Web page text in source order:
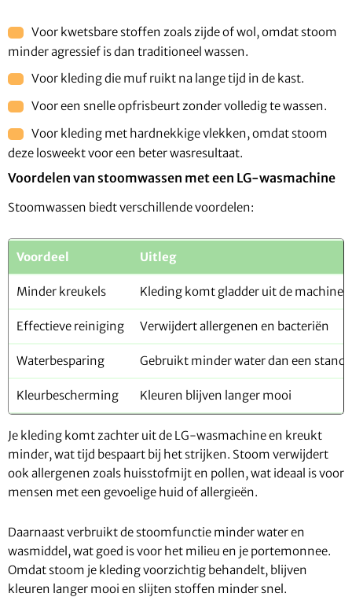
Voor kwetsbare stoffen zoals zijde of wol, omdat stoom
minder agressief is dan traditioneel wassen.
Voor kleding die muf ruikt na lange tijd in de kast.
Voor een snelle opfrisbeurt zonder volledig te wassen.
Voor kleding met hardnekkige vlekken, omdat stoom
deze losweekt voor een beter wasresultaat.
Voordelen van stoomwassen met een LG-wasmachine
Stoomwassen biedt verschillende voordelen:
Voordeel Uitleg
Minder kreukels Kleding komt gladder uit de machine
Effectieve reiniging Verwijdert allergenen en bacteriën
Waterbesparing Gebruikt minder water dan een
Kleurbescherming Kleuren blijven langer mooi
Je kleding komt zachter uit de LG-wasmachine en kreukt
minder, wat tijd bespaart bij het strijken. Stoom verwijdert
ook allergenen zoals huisstofmijt en pollen, wat ideaal is voor
mensen met een gevoelige huid of allergieën.
Daarnaast verbruikt de stoomfunctie minder water en
wasmiddel, wat goed is voor het milieu en je portemonnee.
Omdat stoom je kleding voorzichtig behandelt, blijven
kleuren langer mooi en slijten stoffen minder snel.